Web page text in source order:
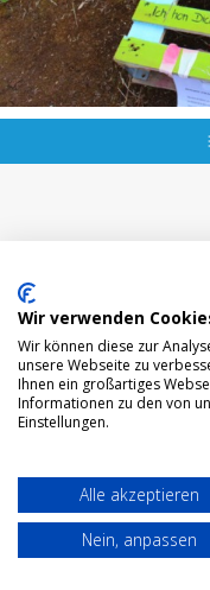
Wir verwenden
Wir können diese zur
unsere Webseite zu
Ihnen ein großartiges
Informationen zu den von
Einstellungen.
Alle akzeptieren
Nein, anpassen